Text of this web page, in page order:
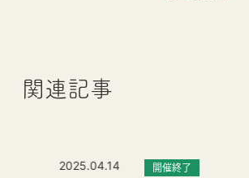
関連記事
2025.04.14 開催終了